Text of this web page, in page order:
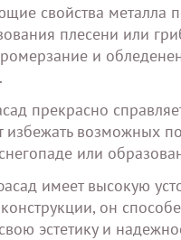
свойства металла
плесени или
и
прекрасно
избежать возможных
или
имеет высокую
он
эстетику и